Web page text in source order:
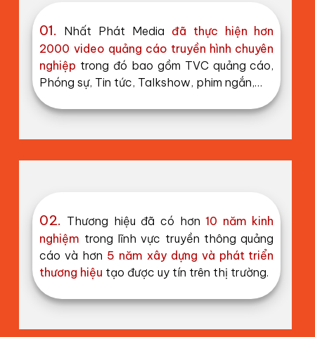
01. Nhất Phát Media đã thực hiện hơn
2000 video quảng cáo truyền hình chuyên
nghiệp trong đó bao gồm TVC quảng cáo,
Phóng sự, Tin tức, Talkshow, phim ngắn,…
02. Thương hiệu đã có hơn10 năm kinh
nghiệm trong lĩnh vực truyền thông quảng
cáo và hơn 5 năm xây dựng và phát triển
thương hiệu tạo được uy tín trên thị trường.